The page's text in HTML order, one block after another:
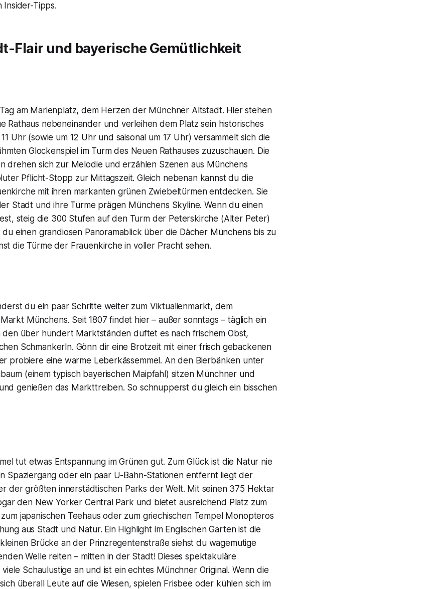
Insider-Tipps.
Flair und bayerische Gemütlichkeit
am Marienplatz, dem Herzen der Münchner Altstadt. Hier stehen
Rathaus nebeneinander und verleihen dem Platz sein historisches
Uhr (sowie um 12 Uhr und saisonal um 17 Uhr) versammelt sich die
Glockenspiel im Turm des Neuen Rathauses zuzuschauen. Die
drehen sich zur Melodie und erzählen Szenen aus Münchens
Pflicht-Stopp zur Mittagszeit. Gleich nebenan kannst du die
mit ihren markanten grünen Zwiebeltürmen entdecken. Sie
Stadt und ihre Türme prägen Münchens Skyline. Wenn du einen
steig die 300 Stufen auf den Turm der Peterskirche (Alter Peter)
du einen grandiosen Panoramablick über die Dächer Münchens bis zu
die Türme der Frauenkirche in voller Pracht sehen.
du ein paar Schritte weiter zum Viktualienmarkt, dem
Münchens. Seit 1807 findet hier – außer sonntags – täglich ein
den über hundert Marktständen duftet es nach frischem Obst,
Schmankerln. Gönn dir eine Brotzeit mit einer frisch gebackenen
probiere eine warme Leberkässemmel. An den Bierbänken unter
(einem typisch bayerischen Maipfahl) sitzen Münchner und
genießen das Markttreiben. So schnupperst du gleich ein bisschen
tut etwas Entspannung im Grünen gut. Zum Glück ist die Natur nie
Spaziergang oder ein paar U-Bahn-Stationen entfernt liegt der
der größten innerstädtischen Parks der Welt. Mit seinen 375 Hektar
den New Yorker Central Park und bietet ausreichend Platz zum
japanischen Teehaus oder zum griechischen Tempel Monopteros
aus Stadt und Natur. Ein Highlight im Englischen Garten ist die
Brücke an der Prinzregentenstraße siehst du wagemutige
Welle reiten – mitten in der Stadt! Dieses spektakuläre
Schaulustige an und ist ein echtes Münchner Original. Wenn die
überall Leute auf die Wiesen, spielen Frisbee oder kühlen sich im